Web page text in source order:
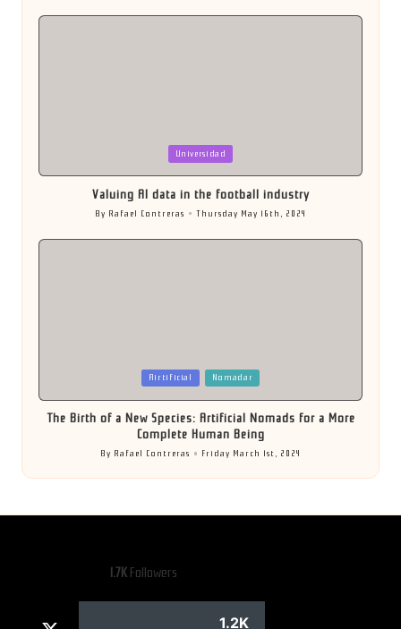
Universidad
Valuing AI data in the football industry
Posted
by
By Rafael Contreras Thursday May 16th, 2024
Airtificial Nomadar
The Birth of a New Species: Artificial Nomads for a More
Complete Human Being
Posted
by
By Rafael Contreras Friday March 1st, 2024
1.7KFollowers
1.2K